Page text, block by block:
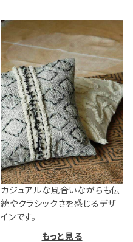
カジュアルな風合いながらも伝
統やクラシックさを感じるデザ
インです。
もっと見る